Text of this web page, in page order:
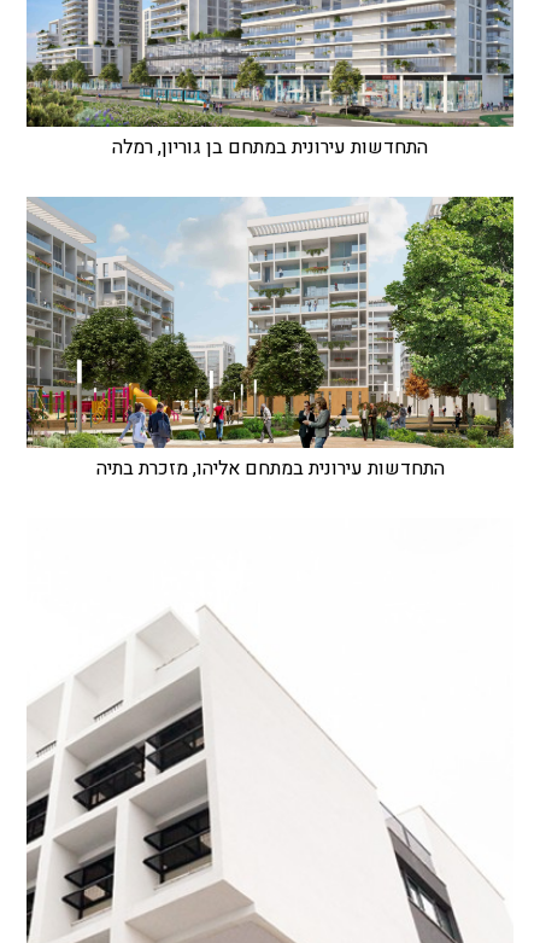
התחדשות עירונית במתחם בן גוריון, רמלה
התחדשות עירונית במתחם אליהו, מזכרת בתיה